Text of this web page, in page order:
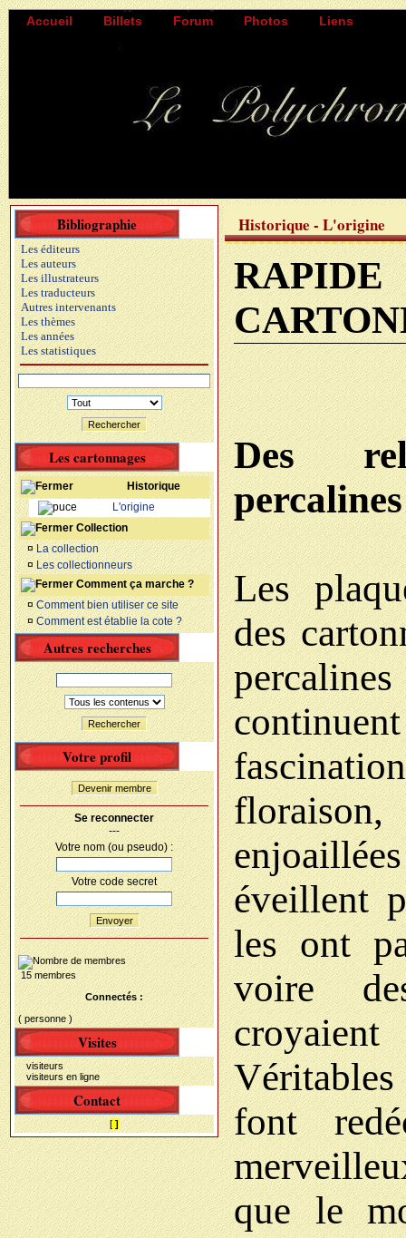
Accueil Billets Forum Photos Liens
Bibliographie
Les éditeurs
Les auteurs
Les illustrateurs
Les traducteurs
Autres intervenants
Les thèmes
Les années
Les statistiques
Rechercher
Les cartonnages
Historique
L'origine
Collection
¤La collection
¤Les collectionneurs
Comment ça marche ?
¤Comment bien utiliser ce site
¤ Comment est établie la cote ?
Autres recherches
Rechercher
Votre profil
Devenir membre
Se reconnecter
---
Votre nom (ou pseudo) :
Votre code secret
Envoyer
15 membres
Connectés :
( personne )
Visites
visiteurs
visiteurs en ligne
Contact
[ ]
Historique - L'origine
Des
Les
des
éveillent
les ont
voire
font
que le